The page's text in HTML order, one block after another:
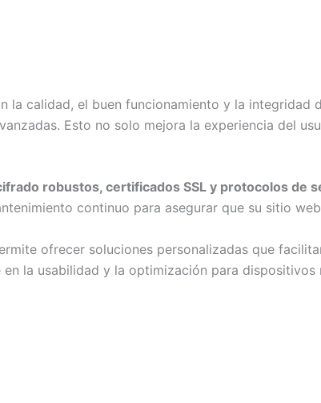
calidad, el buen funcionamiento y la integridad
Esto no solo mejora la experiencia del
robustos, certificados SSL y protocolos de
continuo para asegurar que su sitio
ofrecer soluciones personalizadas que
la usabilidad y la optimización para